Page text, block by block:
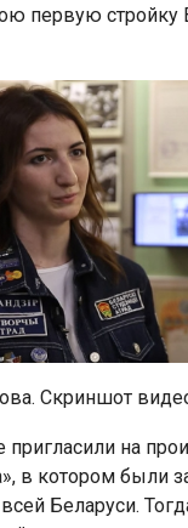
первую стройку
Скриншот
на
в котором были
Беларуси.